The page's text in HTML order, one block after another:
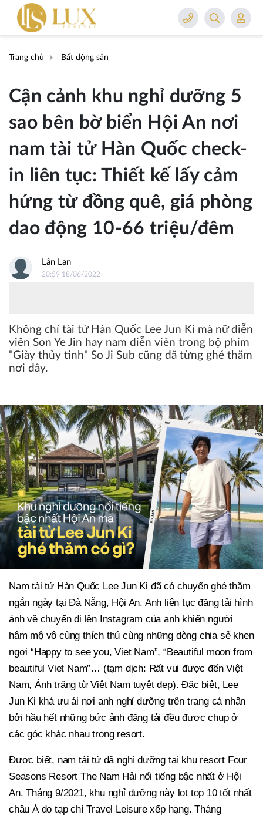
Trang chủ Bất động sản
Cận cảnh khu nghỉ dưỡng 5
sao bên bờ biển Hội An nơi
nam tài tử Hàn Quốc check-
in liên tục: Thiết kế lấy cảm
hứng từ đồng quê, giá phòng
dao động 10-66 triệu/đêm
Lân Lan
20:59 18/06/2022
Không chỉ tài tử Hàn Quốc Lee Jun Ki mà nữ diễn
viên Son Ye Jin hay nam diễn viên trong bộ phim
"Giày thủy tinh" So Ji Sub cũng đã từng ghé thăm
nơi đây.
Nam tài tử Hàn Quốc Lee Jun Ki đã có chuyến ghé thăm
ngắn ngày tại Đà Nẵng, Hội An. Anh liên tục đăng tải hình
ảnh về chuyến đi lên Instagram của anh khiến người
hâm mộ vô cùng thích thú cùng những dòng chia sẻ khen
ngợi “Happy to see you, Viet Nam”, “Beautiful moon from
beautiful Viet Nam”… (tạm dịch: Rất vui được đến Việt
Nam, Ánh trăng từ Việt Nam tuyệt đẹp). Đặc biệt, Lee
Jun Ki khá ưu ái nơi anh nghỉ dưỡng trên trang cá nhân
bởi hầu hết những bức ảnh đăng tải đều được chụp ở
các góc khác nhau trong resort.
Được biết, nam tài tử đã nghỉ dưỡng tại khu resort Four
Seasons Resort The Nam Hải nổi tiếng bậc nhất ở Hội
An. Tháng 9/2021, khu nghỉ dưỡng này lọt top 10 tốt nhất
châu Á do tạp chí Travel Leisure xếp hạng. Tháng